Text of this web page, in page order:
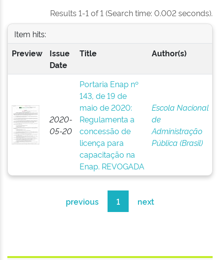
Results 1-1 of 1 (Search time: 0.002 seconds).
Item hits:
Preview
Issue
Date
Title Author(s)
2020-
05-20
Portaria Enap nº
143, de 19 de
maio de 2020:
Regulamenta a
concessão de
licença para
capacitação na
Enap. REVOGADA
Escola Nacional
de
Administração
Pública (Brasil)
previous 1 next